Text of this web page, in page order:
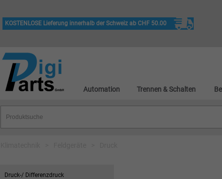
KOSTENLOSE Lieferung innerhalb der Schweiz ab CHF 50.00
Automation Trennen & Schalten
Druck-/ Differenzdruck